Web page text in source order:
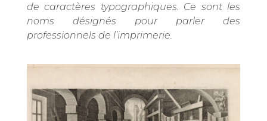
de caractères typographiques. Ce sont les
noms désignés pour parler des
professionnels de l’imprimerie.